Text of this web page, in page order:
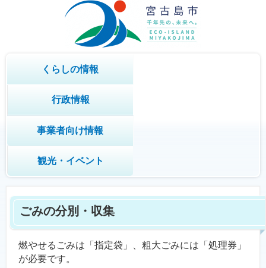
くらしの情報
行政情報
事業者向け情報
観光・イベント
ごみの分別・収集
燃やせるごみは「指定袋」、粗大ごみには「処理券」
が必要です。